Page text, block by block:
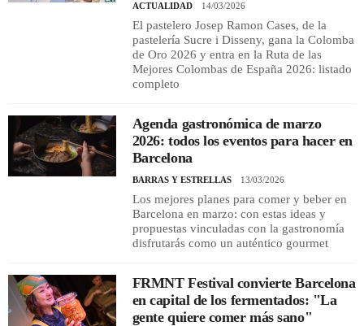
ACTUALIDAD 14/03/2026
El pastelero Josep Ramon Cases, de la
pastelería Sucre i Disseny, gana la Colomba
de Oro 2026 y entra en la Ruta de las
Mejores Colombas de España 2026: listado
completo
Agenda gastronómica de marzo
2026: todos los eventos para hacer en
Barcelona
BARRAS Y ESTRELLAS 13/03/2026
Los mejores planes para comer y beber en
Barcelona en marzo: con estas ideas y
propuestas vinculadas con la gastronomía
disfrutarás como un auténtico gourmet
FRMNT Festival convierte Barcelona
en capital de los fermentados: "La
gente quiere comer más sano"